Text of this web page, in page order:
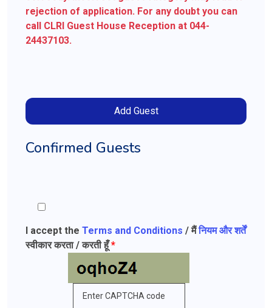
rejection of application. For any doubt you can
call CLRI Guest House Reception at 044-
24437103.
Add Guest
Confirmed Guests
I accept the Terms and Conditions / मैंनियम और शर्तें
स्वीकार करता / करती हूँ*